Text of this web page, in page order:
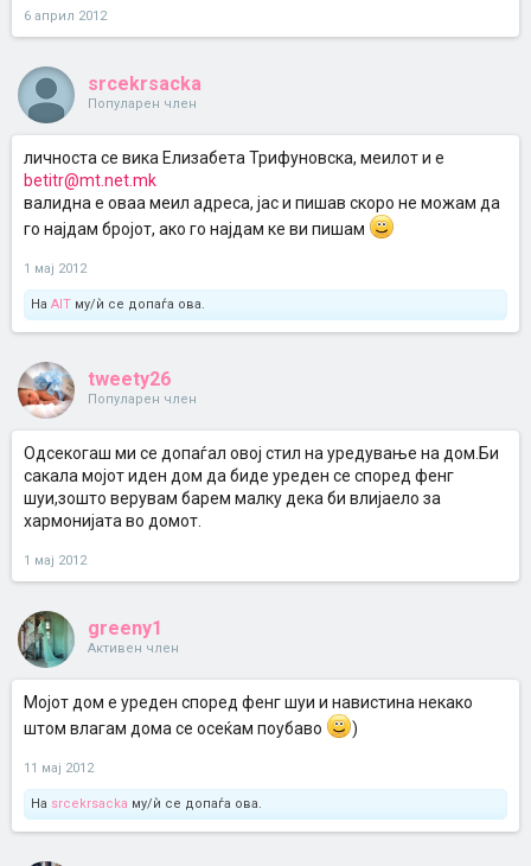
6 април 2012
srcekrsacka
Популарен член
личноста се вика Елизабета Трифуновска, меилот и е
betitr@mt.net.mk
валидна е оваа меил адреса, јас и пишав скоро не можам да
го најдам бројот, ако го најдам ке ви пишам
1 мај 2012
На AIT му/ѝ се допаѓа ова.
tweety26
Популарен член
Одсекогаш ми се допаѓал овој стил на уредување на дом.Би
сакала мојот иден дом да биде уреден се според фенг
шуи,зошто верувам барем малку дека би влијаело за
хармонијата во домот.
1 мај 2012
greeny1
Активен член
Мојот дом е уреден според фенг шуи и навистина некако
штом влагам дома се осеќам поубаво
)
11 мај 2012
На srcekrsacka му/ѝ се допаѓа ова.